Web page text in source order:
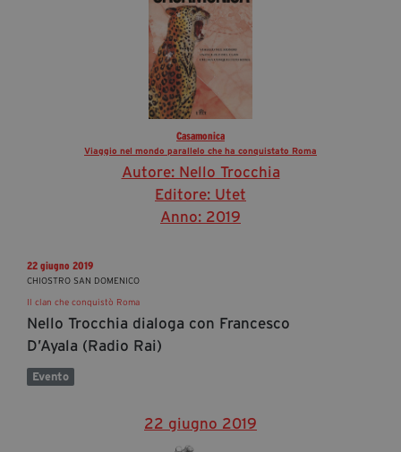
Casamonica
Viaggio nel mondo parallelo che ha conquistato Roma
Autore: Nello Trocchia
Editore: Utet
Anno: 2019
22 giugno 2019
CHIOSTRO SAN DOMENICO
Il clan che conquistò Roma
Nello Trocchia dialoga con Francesco
D’Ayala (Radio Rai)
Evento
22 giugno 2019